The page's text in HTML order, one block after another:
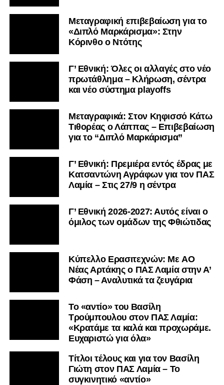
Μεταγραφική επιβεβαίωση για το
«Διπλό Μαρκάρισμα»: Στην
Κόρινθο ο Ντότης
Γ’ Εθνική: Όλες οι αλλαγές στο νέο
πρωτάθλημα – Κλήρωση, σέντρα
και νέο σύστημα playoffs
Μεταγραφικά: Στον Κηφισσό Κάτω
Τιθορέας ο Λάππας – Επιβεβαίωση
για το “Διπλό Μαρκάρισμα”
Γ’ Εθνική: Πρεμιέρα εντός έδρας με
Κατσαντώνη Αγράφων για τον ΠΑΣ
Λαμία – Στις 27/9 η σέντρα
Γ’ Εθνική 2026-2027: Αυτός είναι ο
όμιλος των ομάδων της Φθιώτιδας
Kύπελλο Ερασιτεχνών: Με AO
Nέας Αρτάκης ο ΠΑΣ Λαμία στην Α’
Φάση – Αναλυτικά τα ζευγάρια
Το «αντίο» του Βασίλη
Τρούμπουλου στον ΠΑΣ Λαμία:
«Κρατάμε τα καλά και προχωράμε.
Ευχαριστώ για όλα»
Τίτλοι τέλους και για τον Βασίλη
Γιώτη στον ΠΑΣ Λαμία – Το
συγκινητικό «αντίο»